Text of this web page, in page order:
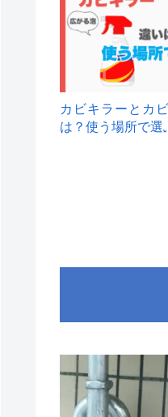
カビキラーとカ
は？使う場所で選
1